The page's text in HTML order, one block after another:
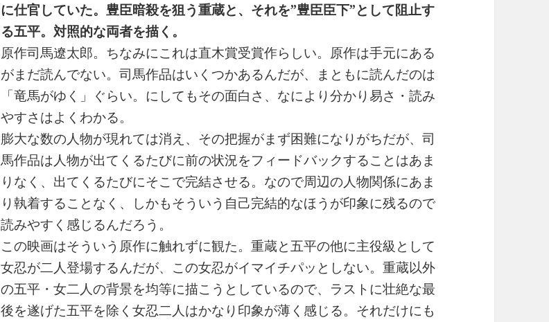
に仕官していた。豊臣暗殺を狙う重蔵と、それを”豊臣臣下”として阻止す
る五平。対照的な両者を描く。
原作司馬遼太郎。ちなみにこれは直木賞受賞作らしい。原作は手元にある
がまだ読んでない。司馬作品はいくつかあるんだが、まともに読んだのは
「竜馬がゆく」ぐらい。にしてもその面白さ、なにより分かり易さ・読み
やすさはよくわかる。
膨大な数の人物が現れては消え、その把握がまず困難になりがちだが、司
馬作品は人物が出てくるたびに前の状況をフィードバックすることはあま
りなく、出てくるたびにそこで完結させる。なので周辺の人物関係にあま
り執着することなく、しかもそういう自己完結的なほうが印象に残るので
読みやすく感じるんだろう。
この映画はそういう原作に触れずに観た。重蔵と五平の他に主役級として
女忍が二人登場するんだが、この女忍がイマイチパッとしない。重蔵以外
の五平・女二人の背景を均等に描こうとしているので、ラストに壮絶な最
後を遂げた五平を除く女忍二人はかなり印象が薄く感じる。それだけにも